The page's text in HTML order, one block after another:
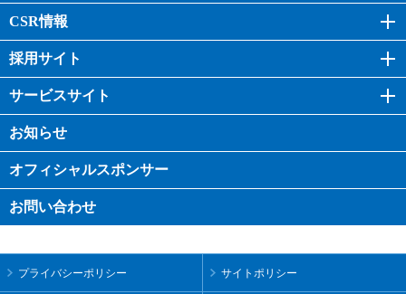
CSR情報
採用サイト
サービスサイト
お知らせ
オフィシャルスポンサー
お問い合わせ
プライバシーポリシー サイトポリシー